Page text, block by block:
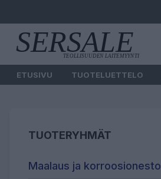
ETUSIVU TUOTELUETTELO
TUOTERYHMÄT
Maalaus ja korroosionesto